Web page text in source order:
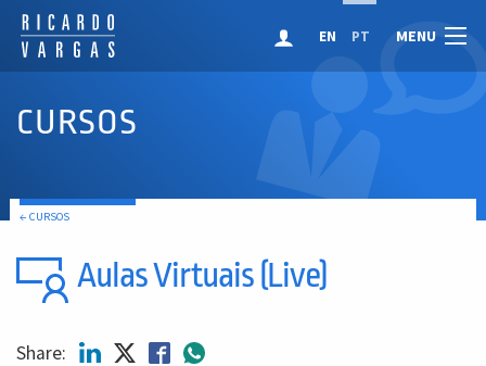
EN PT MENU
CURSOS
← CURSOS
Aulas Virtuais (Live)
Share: